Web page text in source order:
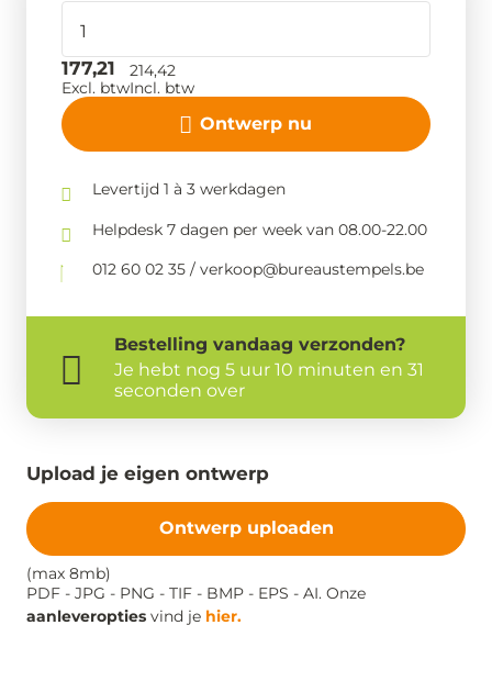
Ontwerp nu
177,21
Excl. btw
214,42
Incl. btw
Levertijd 1 à 3 werkdagen
Helpdesk 7 dagen per week van 08.00-22.00
012 60 02 35 / verkoop@bureaustempels.be
Bestelling vandaag verzonden?
Je hebt nog 5 uur 10 minuten en 30
seconden over
Upload je eigen ontwerp
Ontwerp uploaden
(max 8mb)
PDF - JPG - PNG - TIF - BMP - EPS - AI. Onze
aanleveropties vind je hier.